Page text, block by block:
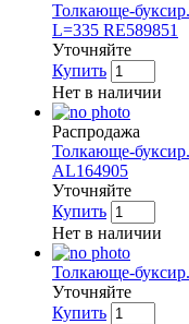
Толкающе-
L=335 RE589851
Уточняйте
Купить
Нет в наличии
Распродажа
Толкающе-
AL164905
Уточняйте
Купить
Нет в наличии
Толкающе-
Уточняйте
Купить